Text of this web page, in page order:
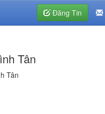
Đăng Tin
Tân
Tân